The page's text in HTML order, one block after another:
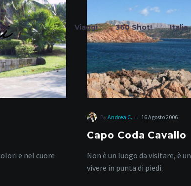
Viaggi 360 Shot! Italia
spiagge
e nel cuore
By Andrea C. - 16 Agosto 2006
Capo Coda Cavallo
Non è un luogo da visitare, è
vivere in punta di piedi.